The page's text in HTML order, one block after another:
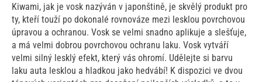
Kiwami, jak je vosk nazýván v japonštině, je skvělý produkt pro
ty, kteří touží po dokonalé rovnováze mezi lesklou povrchovou
úpravou a ochranou. Vosk se velmi snadno aplikuje a slešťuje,
a má velmi dobrou povrchovou ochranu laku. Vosk vytváří
velmi silný lesklý efekt, který vás ohromí. Udělejte si barvu
laku auta lesklou a hladkou jako hedvábí! K dispozici ve dvou